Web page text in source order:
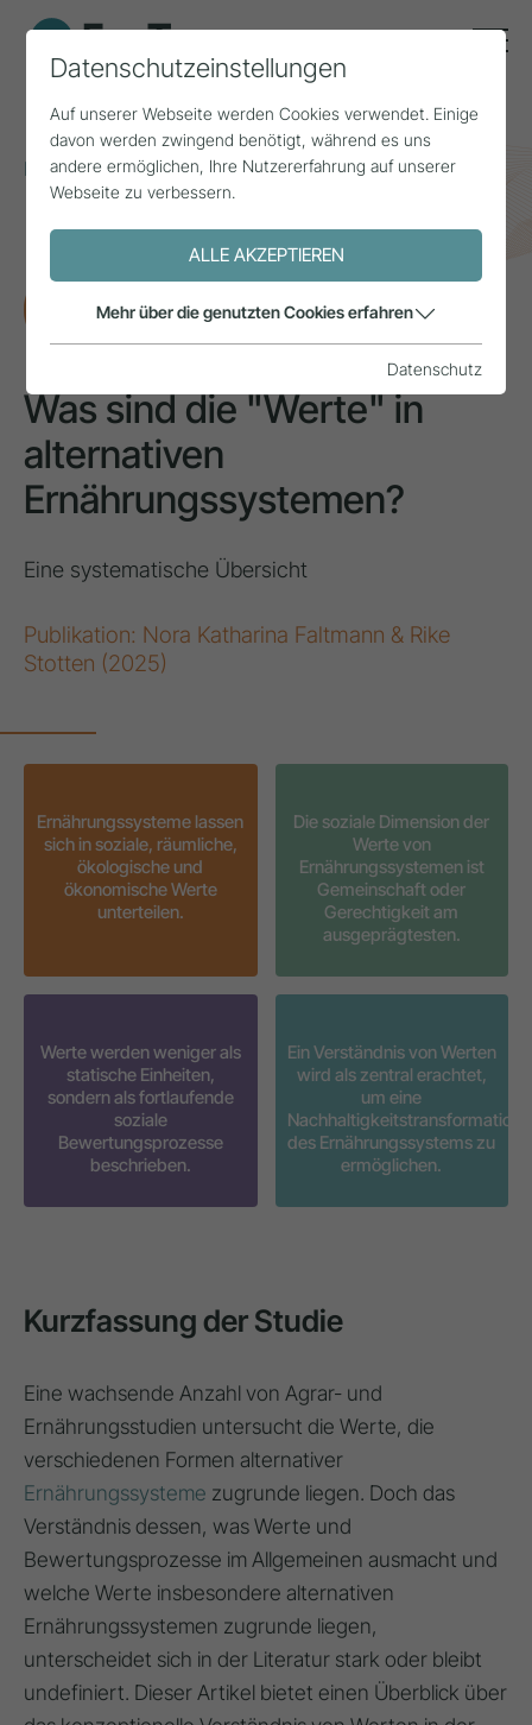
Home Themen
Landwirtschaft
Was sind die "Werte" in alternativen
Ernährungssystemen?
FORSCHUNG
Was sind die "Werte" in
alternativen
Ernährungssystemen?
Eine systematische Übersicht
Publikation: Nora Katharina Faltmann & Rike
Stotten (2025)
Ernährungssysteme lassen
sich in soziale, räumliche,
ökologische und
ökonomische Werte
unterteilen.
Die soziale Dimension der
Werte von
Ernährungssystemen ist
Gemeinschaft oder
Gerechtigkeit am
ausgeprägtesten.
Werte werden weniger als
statische Einheiten,
sondern als fortlaufende
soziale
Bewertungsprozesse
beschrieben.
Ein Verständnis von Werten
wird als zentral erachtet,
um eine
Nachhaltigkeitstransformation
des Ernährungssystems zu
ermöglichen.
Kurzfassung der Studie
Eine wachsende Anzahl von Agrar- und
Ernährungsstudien untersucht die Werte, die
verschiedenen Formen alternativer
Ernährungssysteme zugrunde liegen. Doch das
Verständnis dessen, was Werte und
Bewertungsprozesse im Allgemeinen ausmacht und
welche Werte insbesondere alternativen
Ernährungssystemen zugrunde liegen,
unterscheidet sich in der Literatur stark oder bleibt
undefiniert. Dieser Artikel bietet einen Überblick über
Datenschutzeinstellungen
Auf unserer Webseite werden Cookies verwendet. Einige
davon werden zwingend benötigt, während es uns
andere ermöglichen, Ihre Nutzererfahrung auf unserer
Webseite zu verbessern.
ALLE AKZEPTIEREN
Mehr über die genutzten Cookies erfahren
Datenschutz